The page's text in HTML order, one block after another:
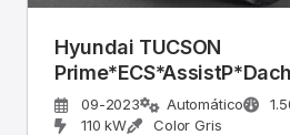
Hyundai TUCSON
09-2023 Automático
110 kW
Color Gris